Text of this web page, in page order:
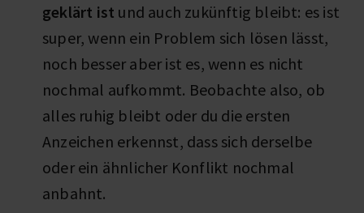
geklärt ist und auch zukünftig bleibt: es ist
super, wenn ein Problem sich lösen lässt,
noch besser aber ist es, wenn es nicht
nochmal aufkommt. Beobachte also, ob
alles ruhig bleibt oder du die ersten
Anzeichen erkennst, dass sich derselbe
oder ein ähnlicher Konflikt nochmal
anbahnt.